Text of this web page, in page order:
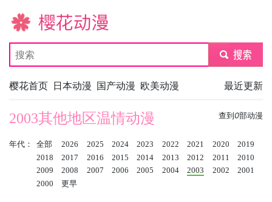
樱花动漫
submit
樱花首页 日本动漫 国产动漫 欧美动漫 最近更新
查到 0部动漫
2003其他地区温情动漫
年代： 全部 2026 2025 2024 2023 2022 2021 2020
2019
2018
2017 2016 2015 2014 2013 2012 2011
2010
2009
2008 2007 2006 2005 2004 2003 2002
2001
2000
更早